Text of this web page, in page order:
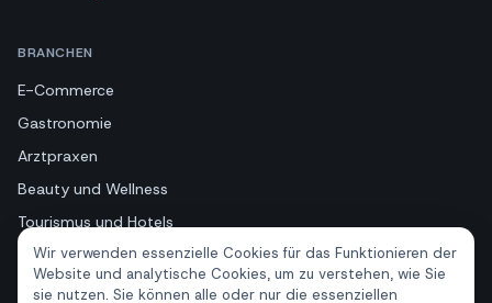
Wir verwenden essenzielle Cookies für das Funktionieren der
Website und analytische Cookies, um zu verstehen, wie Sie
sie nutzen. Sie können alle oder nur die essenziellen
BRANCHEN
E-Commerce
Gastronomie
Arztpraxen
Beauty und Wellness
Tourismus und Hotels
Immobilien